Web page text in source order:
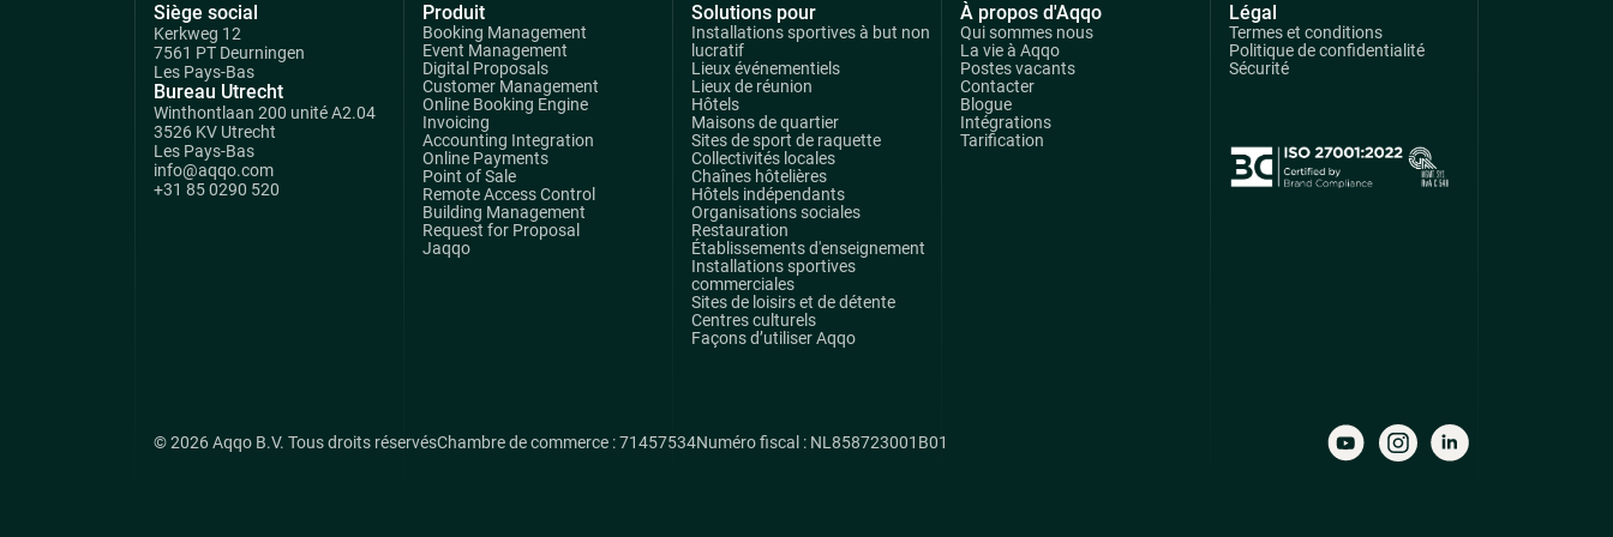
Siège social
Kerkweg 12
7561 PT Deurningen
Les Pays-Bas
Bureau Utrecht
Winthontlaan 200 unité A2.04
3526 KV Utrecht
Les Pays-Bas
info@aqqo.com
+31 85 0290 520
Produit
Booking Management
Event Management
Digital Proposals
Customer Management
Online Booking Engine
Invoicing
Accounting Integration
Online Payments
Point of Sale
Remote Access Control
Building Management
Request for Proposal
Jaqqo
Solutions pour
Installations sportives à but non
lucratif
Lieux événementiels
Lieux de réunion
Hôtels
Maisons de quartier
Sites de sport de raquette
Collectivités locales
Chaînes hôtelières
Hôtels indépendants
Organisations sociales
Restauration
Établissements d'enseignement
Installations sportives
commerciales
Sites de loisirs et de détente
Centres culturels
Façons d’utiliser Aqqo
À propos d'Aqqo
Qui sommes nous
La vie à Aqqo
Postes vacants
Contacter
Blogue
Intégrations
Tarification
Légal
Termes et conditions
Politique de confidentialité
Sécurité
© 2026 Aqqo B.V. Tous droits réservésChambre de commerce : 71457534Numéro fiscal : NL858723001B01